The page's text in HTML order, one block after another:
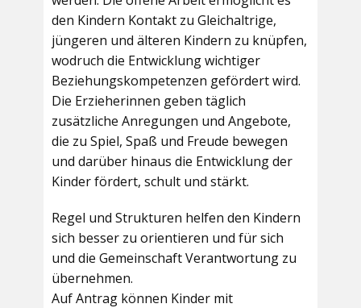
den Kindern Kontakt zu Gleichaltrige,
jüngeren und älteren Kindern zu knüpfen,
wodruch die Entwicklung wichtiger
Beziehungskompetenzen gefördert wird.
Die Erzieherinnen geben täglich
zusätzliche Anregungen und Angebote,
die zu Spiel, Spaß und Freude bewegen
und darüber hinaus die Entwicklung der
Kinder fördert, schult und stärkt.
Regel und Strukturen helfen den Kindern
sich besser zu orientieren und für sich
und die Gemeinschaft Verantwortung zu
übernehmen.
Auf Antrag können Kinder mit